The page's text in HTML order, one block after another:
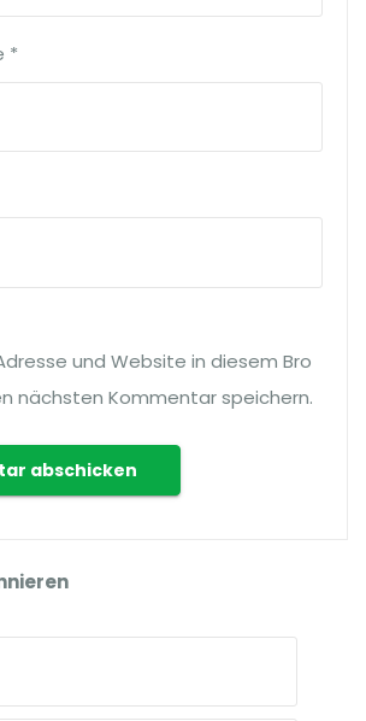
*
und Website in diesem Bro
nächsten Kommentar speichern.